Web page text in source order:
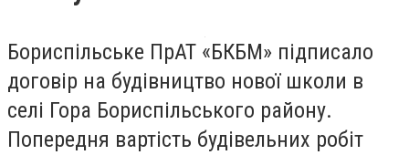
Бориспільське ПрАТ «БКБМ» підписало
договір на будівництво нової школи в
селі Гора Бориспільського району.
Попередня вартість будівельних робіт